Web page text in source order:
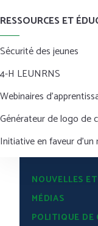
RESSOURCES ET
Sécurité des jeunes
4-H LEUNRNS
Webinaires
Générateur de logo de
Initiative en faveur
NOUVELLES
MÉDIAS
POLITIQUE DE